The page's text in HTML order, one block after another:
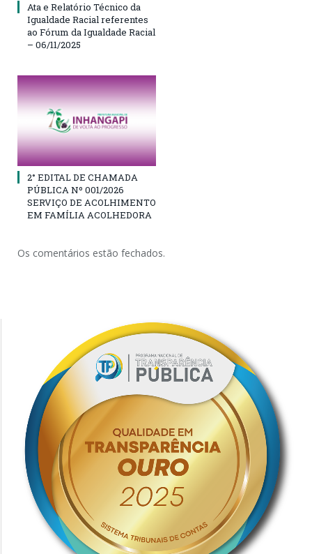
Ata e Relatório Técnico da
Igualdade Racial referentes
ao Fórum da Igualdade Racial
– 06/11/2025
2° EDITAL DE CHAMADA
PÚBLICA Nº 001/2026
SERVIÇO DE ACOLHIMENTO
EM FAMÍLIA ACOLHEDORA
Os comentários estão fechados.